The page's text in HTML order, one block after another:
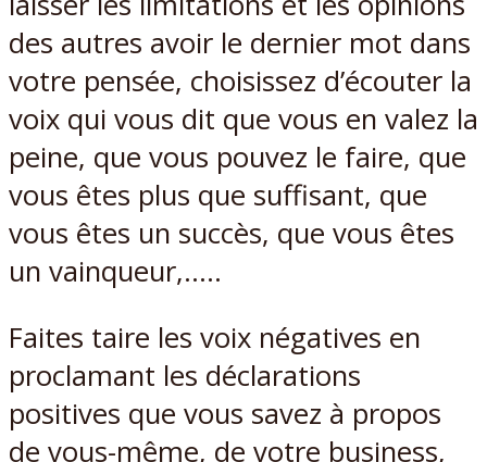
des autres avoir le dernier mot dans
votre pensée, choisissez d’écouter la
voix qui vous dit que vous en valez la
peine, que vous pouvez le faire, que
vous êtes plus que suffisant, que
vous êtes un succès, que vous êtes
un vainqueur,…..
Faites taire les voix négatives en
proclamant les déclarations
positives que vous savez à propos
de vous-même, de votre business,